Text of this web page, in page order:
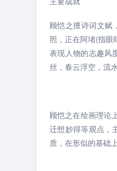
顾恺之擅诗词文赋
照，正在阿堵(指眼
表现人物的志趣风
丝，春云浮空，流
顾恺之在绘画理论
迁想妙得等观点，
质，在形似的基础